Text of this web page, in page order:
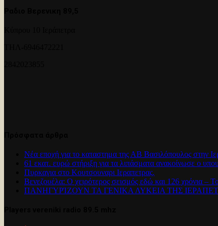
Νέα εποχή για το καταστημα της ΑΒ Βασιλόπουλος στην
61 εκατ. ευρώ στήριξη για τα λιπάσματα ανακοίνωσε ο
Πυρκαγια στο Κουτσουναρι Ιεραπετρας.
Βενεζουέλα: Ο χειρότερος σεισμός εδώ και 126 χρόνια –
ΠΑΝΗΓΥΡΊΖΟΥΝ ΤΑ ΓΕΝΙΚΑ ΛΥΚΕΙΑ ΤΗΣ